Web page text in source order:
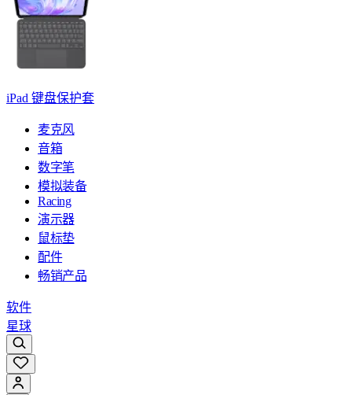
iPad 键盘保护套
麦克风
音箱
数字笔
模拟装备
Racing
演示器
鼠标垫
配件
畅销产品
软件
星球